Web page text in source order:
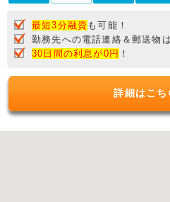
最短3分融資 も可能！
勤務先への電話連絡＆郵送物
30日間の利息が0円 ！
詳細はこち